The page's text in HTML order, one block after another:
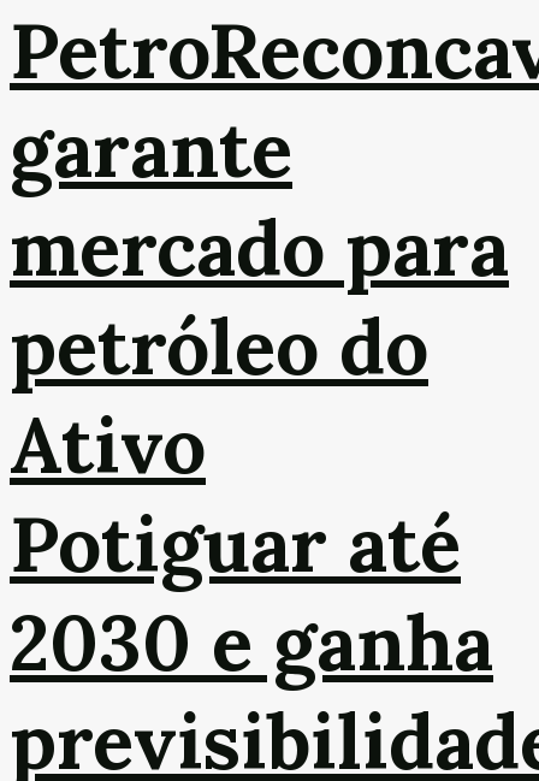
garante
mercado para
petróleo do
Ativo
Potiguar até
2030 e ganha